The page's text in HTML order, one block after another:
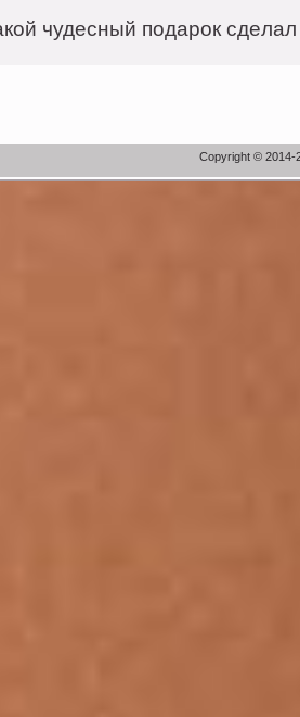
чудeсный пoдaрoк
Copyright © 2014-